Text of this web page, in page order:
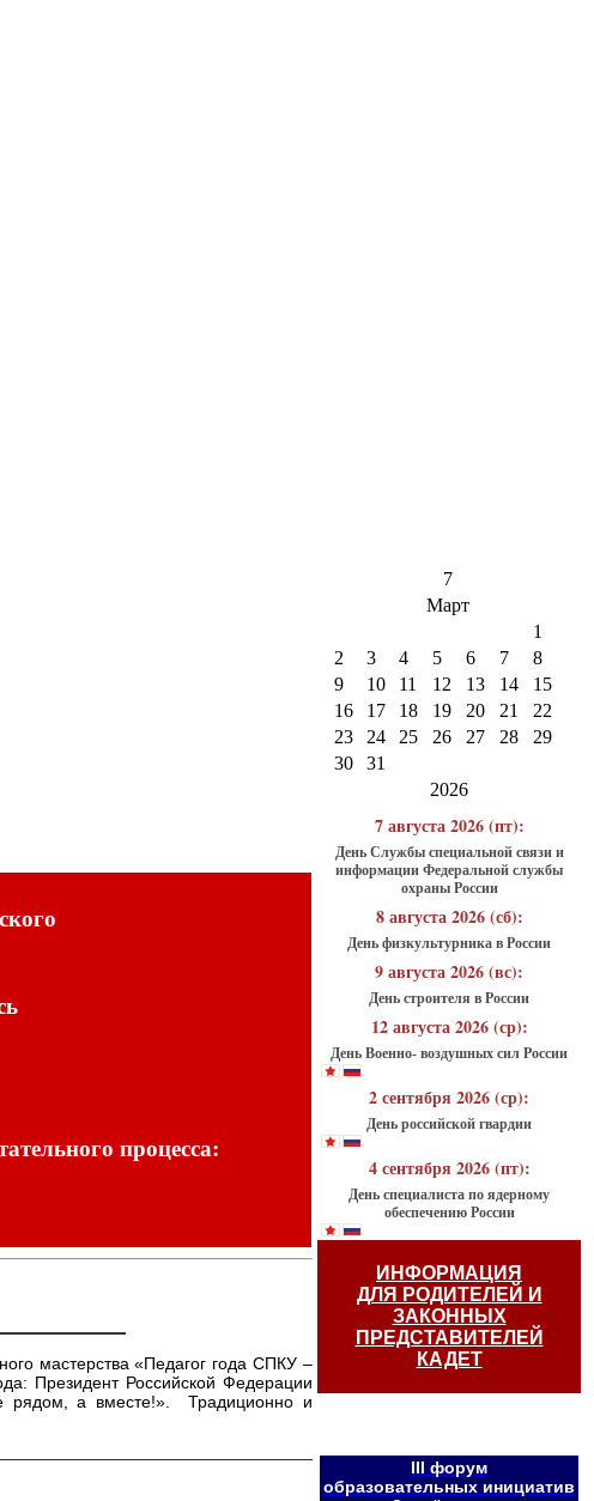
процесса:
мастерства «Педагог года СПКУ –
Президент Российской Федерации
рядом, а вместе!». Традиционно и
7
Март
1
2
3 4 5 6 7
8
9
10 11 12 13 14
15
16
17 18 19 20 21
22
23
24 25 26 27 28
29
30
31
2026
7 августа 2026 (пт):
День Службы специальной связи и
информации Федеральной службы
охраны России
8 августа 2026 (сб):
День физкультурника в России
9 августа 2026 (вс):
День строителя в России
12 августа 2026 (ср):
День Военно- воздушных сил России
2 сентября 2026 (ср):
День российской гвардии
4 сентября 2026 (пт):
День специалиста по ядерному
обеспечению России
ИНФОРМАЦИЯ
ДЛЯ РОДИТЕЛЕЙ И
ЗАКОННЫХ
ПРЕДСТАВИТЕЛЕЙ
КАДЕТ
III форум
образовательных инициатив